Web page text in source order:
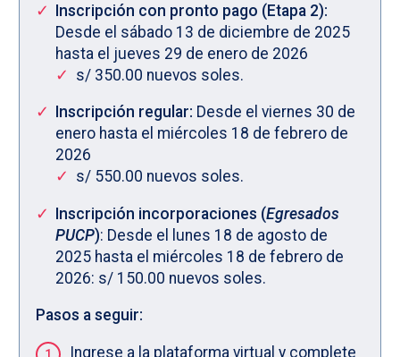
Inscripción con pronto pago (Etapa 2):
Desde el sábado 13 de diciembre de 2025
hasta el jueves 29 de enero de 2026
s/ 350.00 nuevos soles.
Inscripción regular: Desde el viernes 30 de
enero hasta el miércoles 18 de febrero de
2026
s/ 550.00 nuevos soles.
Inscripción incorporaciones (Egresados
PUCP): Desde el lunes 18 de agosto de
2025 hasta el miércoles 18 de febrero de
2026: s/ 150.00 nuevos soles.
Pasos a seguir:
Ingrese a la plataforma virtual y complete